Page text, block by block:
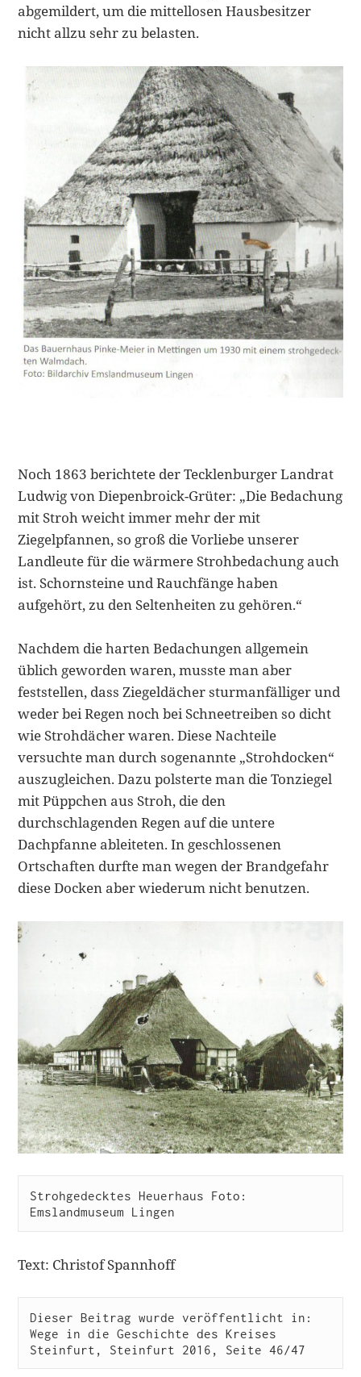
abgemildert, um die mittellosen Hausbesitzer
nicht allzu sehr zu belasten.
Noch 1863 berichtete der Tecklenburger Landrat
Ludwig von Diepenbroick-Grüter: „Die Bedachung
mit Stroh weicht immer mehr der mit
Ziegelpfannen, so groß die Vorliebe unserer
Landleute für die wärmere Strohbedachung auch
ist. Schornsteine und Rauchfänge haben
aufgehört, zu den Seltenheiten zu gehören.“
Nachdem die harten Bedachungen allgemein
üblich geworden waren, musste man aber
feststellen, dass Ziegeldächer sturmanfälliger und
weder bei Regen noch bei Schneetreiben so dicht
wie Strohdächer waren. Diese Nachteile
versuchte man durch sogenannte „Strohdocken“
auszugleichen. Dazu polsterte man die Tonziegel
mit Püppchen aus Stroh, die den
durchschlagenden Regen auf die untere
Dachpfanne ableiteten. In geschlossenen
Ortschaften durfte man wegen der Brandgefahr
diese Docken aber wiederum nicht benutzen.
Strohgedecktes Heuerhaus Foto:
Emslandmuseum Lingen
Text: Christof Spannhoff
Dieser Beitrag wurde veröffentlicht in:
Wege in die Geschichte des Kreises
Steinfurt, Steinfurt 2016, Seite 46/47